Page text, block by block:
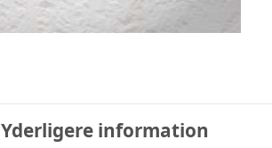
Yderligere information